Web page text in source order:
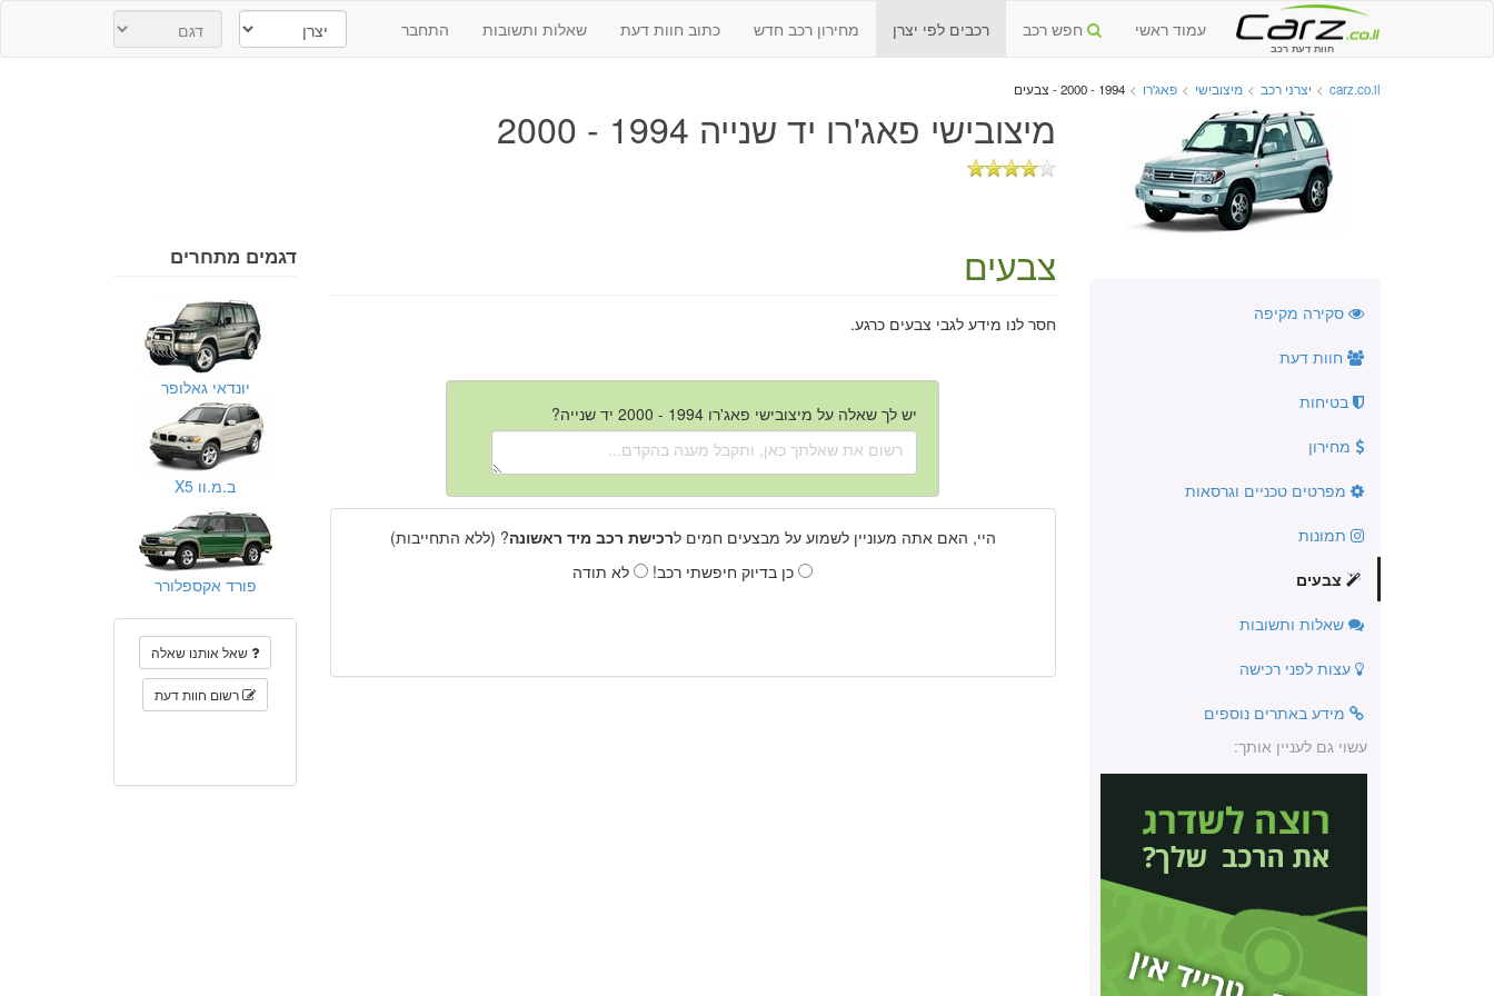
חוות דעת רכב
עמוד ראשי חפש רכב רכבים לפי יצרן מחירון רכב חדש כתוב חוות דעת שאלות ותשובות התחבר
carz.co.il
> יצרני רכב > מיצובישי > פאג'רו > 1994 - 2000 - צבעים
מיצובישי פאג'רו יד שנייה 1994 - 2000
סקירה מקיפה
חוות דעת
בטיחות
מחירון
מפרטים טכניים וגרסאות
תמונות
צבעים
שאלות ותשובות
עצות לפני רכישה
מידע באתרים נוספים
עשוי גם לעניין אותך:
צבעים
חסר לנו מידע לגבי צבעים כרגע.
יש לך שאלה על מיצובישי פאג'רו 1994 - 2000 יד שנייה?
היי, האם אתה מעוניין לשמוע על מבצעים חמים לרכישת רכב מיד ראשונה? (ללא התחייבות)
כן בדיוק חיפשתי רכב!
לא תודה
דגמים מתחרים
יונדאי גאלופר
ב.מ.וו X5
פורד אקספלורר
שאל אותנו שאלה
רשום חוות דעת